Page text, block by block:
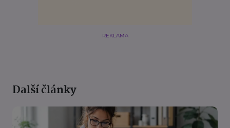
REKLAMA
Další články